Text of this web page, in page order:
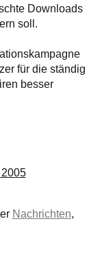
Downloads
soll.
für die ständig
besser
Nachrichten,